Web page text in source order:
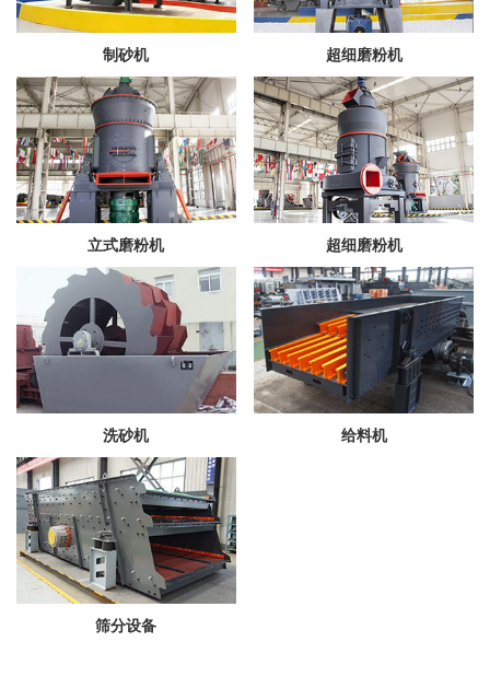
制砂机 超细磨粉机
立式磨粉机 超细磨粉机
洗砂机 给料机
筛分设备